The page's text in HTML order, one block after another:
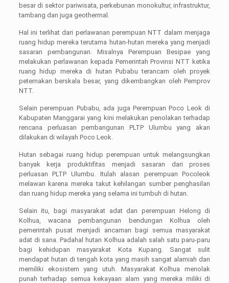
besar di sektor pariwisata, perkebunan monokultur, infrastruktur,
tambang dan juga geothermal.
Hal ini terlihat dari perlawanan perempuan NTT dalam menjaga
ruang hidup mereka terutama hutan-hutan mereka yang menjadi
sasaran pembangunan. Misalnya Perempuan Besipae yang
melakukan perlawanan kepada Pemerintah Provinsi NTT ketika
ruang hidup mereka di hutan Pubabu terancam oleh proyek
peternakan berskala besar, yang dikembangkan oleh Pemprov
NTT.
Selain perempuan Pubabu, ada juga Perempuan Poco Leok di
Kabupaten Manggarai yang kini melakukan penolakan terhadap
rencana perluasan pembangunan PLTP Ulumbu yang akan
dilakukan di wilayah Poco Leok.
Hutan sebagai ruang hidup perempuan untuk melangsungkan
banyak kerja produktifitas menjadi sasaran dari proses
perluasan PLTP Ulumbu. Itulah alasan perempuan Pocoleok
melawan karena mereka takut kehilangan sumber penghasilan
dan ruang hidup mereka yang selama ini tumbuh di hutan.
Selain itu, bagi masyarakat adat dan perempuan Helong di
Kolhua, wacana pembangunan bendungan Kolhua oleh
pemerintah pusat menjadi ancaman bagi semua masyarakat
adat di sana. Padahal hutan Kolhua adalah salah satu paru-paru
bagi kehidupan masyarakat Kota Kupang. Sangat sulit
mendapat hutan di tengah kota yang masih sangat alamiah dan
memiliki ekosistem yang utuh. Masyarakat Kolhua menolak
punah terhadap semua kekayaan alam yang mereka miliki di